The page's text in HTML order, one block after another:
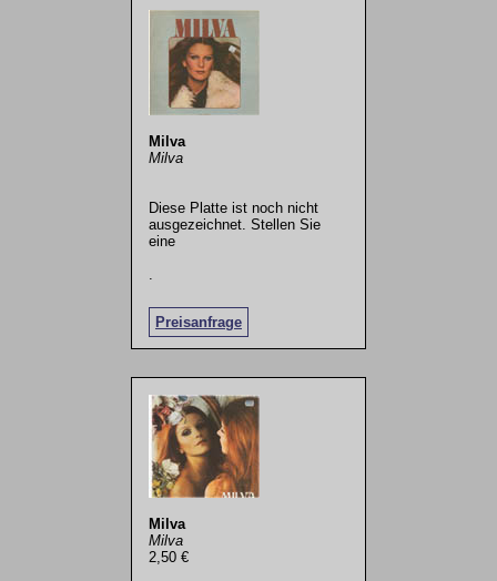
Milva
Milva
Diese Platte ist noch nicht
ausgezeichnet. Stellen Sie
eine
Preisanfrage
Milva
Milva
2,50 €